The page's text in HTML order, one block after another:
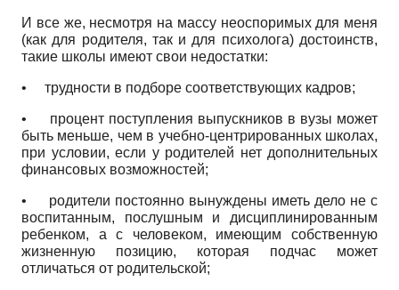
И все же, несмотря на массу неоспоримых для меня
(как для родителя, так и для психолога) достоинств,
такие школы имеют свои недостатки:
• трудности в подборе соответствующих кадров;
• процент поступления выпускников в вузы может
быть меньше, чем в учебно-центрированных школах,
при условии, если у родителей нет дополнительных
финансовых возможностей;
• родители постоянно вынуждены иметь дело не с
воспитанным, послушным и дисциплинированным
ребенком, а с человеком, имеющим собственную
жизненную позицию, которая подчас может
отличаться от родительской;